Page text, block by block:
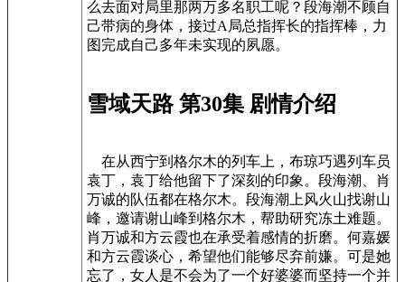
么去面对局里那两万多名职工呢？段海潮不顾自
己带病的身体，接过A局总指挥长的指挥棒，力
图完成自己多年未实现的夙愿。
雪域天路 第30集 剧情介绍
在从西宁到格尔木的列车上，布琼巧遇列车员
袁丁，袁丁给他留下了深刻的印象。段海潮、肖
万诚的队伍都在格尔木。段海潮上风火山找谢山
峰，邀请谢山峰到格尔木，帮助研究冻土难题。
肖万诚和方云霞也在承受着感情的折磨。何嘉媛
和方云霞谈心，希望他们能够尽弃前嫌。可是她
忘了，女人是不会为了一个好婆婆而坚持一个并